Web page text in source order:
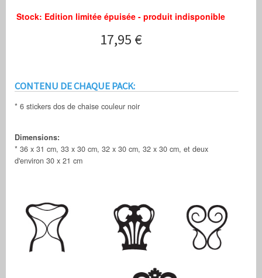
Stock: Edition limitée épuisée - produit indisponible
17,95 €
CONTENU DE CHAQUE PACK:
* 6 stickers dos de chaise couleur noir
Dimensions:
* 36 x 31 cm, 33 x 30 cm, 32 x 30 cm, 32 x 30 cm, et deux
d'environ 30 x 21 cm